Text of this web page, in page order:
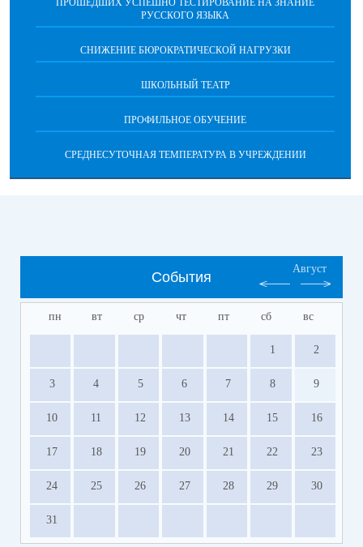
ПРОШЕДШИХ УСПЕШНО ТЕСТИРОВАНИЕ НА ЗНАНИЕ
РУССКОГО ЯЗЫКА
СНИЖЕНИЕ БЮРОКРАТИЧЕСКОЙ НАГРУЗКИ
ШКОЛЬНЫЙ ТЕАТР
ПРОФИЛЬНОЕ ОБУЧЕНИЕ
СРЕДНЕСУТОЧНАЯ ТЕМПЕРАТУРА В УЧРЕЖДЕНИИ
События
Август
пн вт ср чт пт сб вс
1 2
3 4 5 6 7 8 9
10 11 12 13 14 15 16
17 18 19 20 21 22 23
24 25 26 27 28 29 30
31